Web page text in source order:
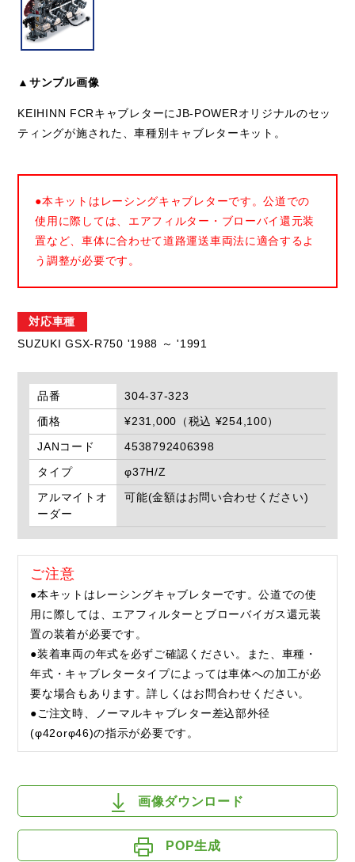
▲サンプル画像
KEIHINN FCRキャブレターにJB-POWERオリジナルのセッ
ティングが施された、車種別キャブレターキット。
●本キットはレーシングキャブレターです。公道での
使用に際しては、エアフィルター・ブローバイ還元装
置など、車体に合わせて道路運送車両法に適合するよ
う調整が必要です。
対応車種
SUZUKI GSX-R750 '1988 ～ '1991
品番
304-37-323
価格
¥231,000（税込 ¥254,100）
JANコード
4538792406398
タイプ
φ37H/Z
アルマイトオ
ーダー
可能(金額はお問い合わせください)
ご注意
●本キットはレーシングキャブレターです。公道での使
用に際しては、エアフィルターとブローバイガス還元装
置の装着が必要です。
●装着車両の年式を必ずご確認ください。また、車種・
年式・キャブレタータイプによっては車体への加工が必
要な場合もあります。詳しくはお問合わせください。
●ご注文時、ノーマルキャブレター差込部外径
(φ42orφ46)の指示が必要です。
画像ダウンロード
POP生成